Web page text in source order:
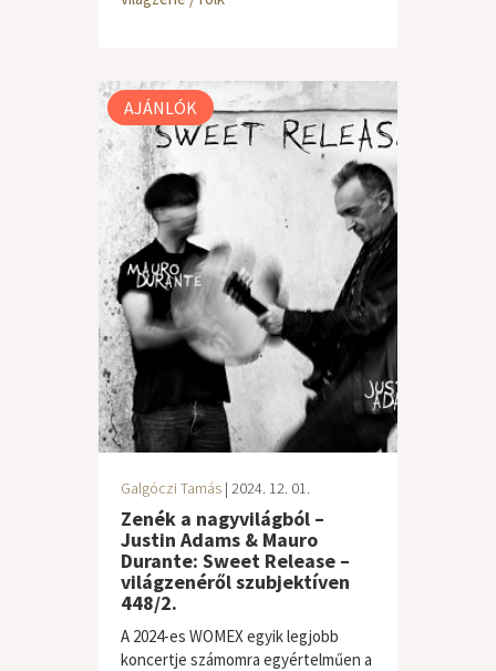
AJÁNLÓK
Galgóczi Tamás | 2024. 12. 01.
Zenék a nagyvilágból –
Justin Adams & Mauro
Durante: Sweet Release –
világzenéről szubjektíven
448/2.
A 2024-es WOMEX egyik legjobb
koncertje számomra egyértelműen a